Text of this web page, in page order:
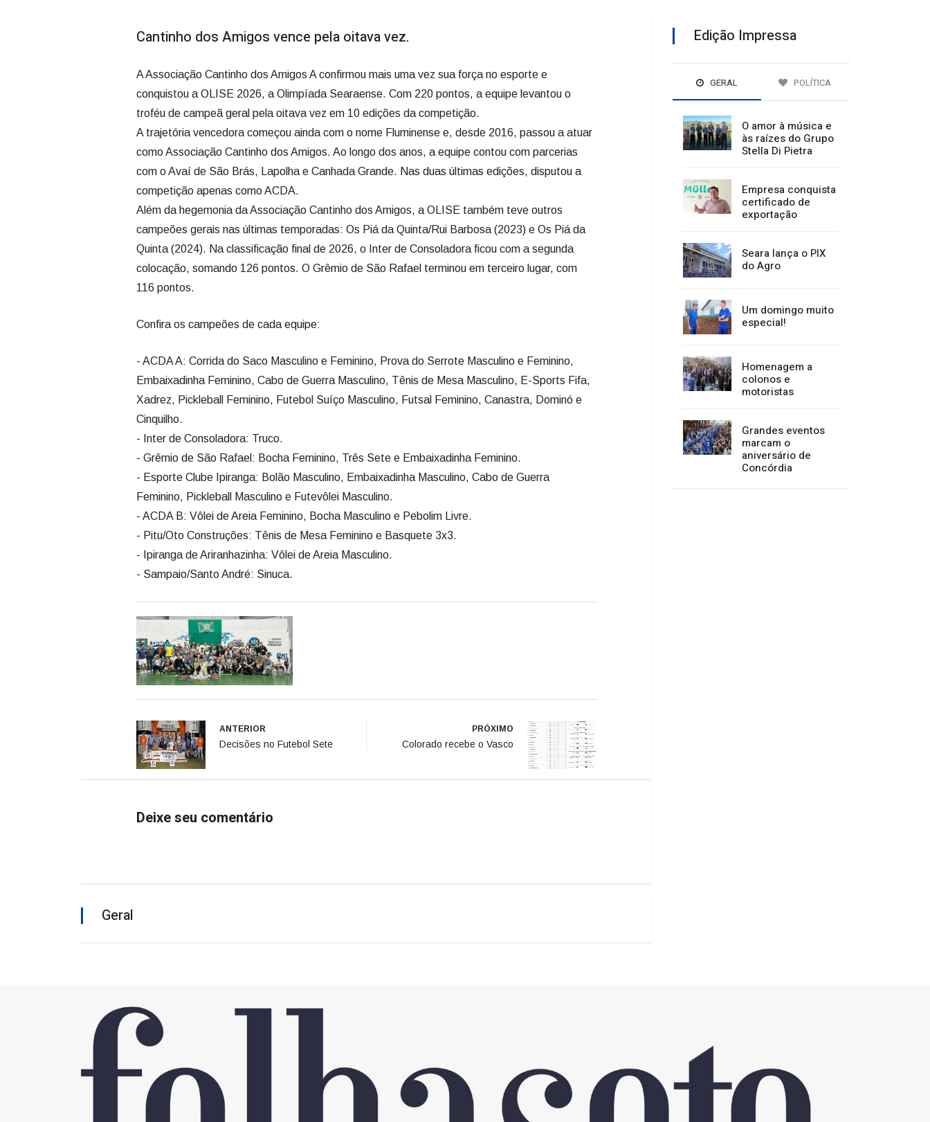
Cantinho dos Amigos vence pela oitava vez.
A Associação Cantinho dos Amigos A confirmou mais uma vez sua força no esporte e
conquistou a OLISE 2026, a Olimpíada Searaense. Com 220 pontos, a equipe levantou o
troféu de campeã geral pela oitava vez em 10 edições da competição.
A trajetória vencedora começou ainda com o nome Fluminense e, desde 2016, passou a atuar
como Associação Cantinho dos Amigos. Ao longo dos anos, a equipe contou com parcerias
com o Avaí de São Brás, Lapolha e Canhada Grande. Nas duas últimas edições, disputou a
competição apenas como ACDA.
Além da hegemonia da Associação Cantinho dos Amigos, a OLISE também teve outros
campeões gerais nas últimas temporadas: Os Piá da Quinta/Rui Barbosa (2023) e Os Piá da
Quinta (2024). Na classificação final de 2026, o Inter de Consoladora ficou com a segunda
colocação, somando 126 pontos. O Grêmio de São Rafael terminou em terceiro lugar, com
116 pontos.
Confira os campeões de cada equipe:
- ACDA A: Corrida do Saco Masculino e Feminino, Prova do Serrote Masculino e Feminino,
Embaixadinha Feminino, Cabo de Guerra Masculino, Tênis de Mesa Masculino, E-Sports Fifa,
Xadrez, Pickleball Feminino, Futebol Suíço Masculino, Futsal Feminino, Canastra, Dominó e
Cinquilho.
- Inter de Consoladora: Truco.
- Grêmio de São Rafael: Bocha Feminino, Três Sete e Embaixadinha Feminino.
- Esporte Clube Ipiranga: Bolão Masculino, Embaixadinha Masculino, Cabo de Guerra
Feminino, Pickleball Masculino e Futevôlei Masculino.
- ACDA B: Vôlei de Areia Feminino, Bocha Masculino e Pebolim Livre.
- Pitu/Oto Construções: Tênis de Mesa Feminino e Basquete 3x3.
- Ipiranga de Ariranhazinha: Vôlei de Areia Masculino.
- Sampaio/Santo André: Sinuca.
ANTERIOR
Decisões no Futebol Sete
PRÓXIMO
Colorado recebe o Vasco
Deixe seu comentário
Geral
Edição Impressa
GERAL POLÍTICA
O amor à música e
às raízes do Grupo
Stella Di Pietra
Empresa conquista
certificado de
exportação
Seara lança o PIX
do Agro
Um domingo muito
especial!
Homenagem a
colonos e
motoristas
Grandes eventos
marcam o
aniversário de
Concórdia